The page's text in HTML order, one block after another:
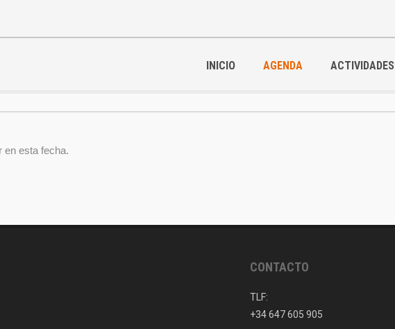
INICIO AGENDA ACTIVIDADES
en esta fecha.
CONTACTO
TLF:
+34 647 605 905